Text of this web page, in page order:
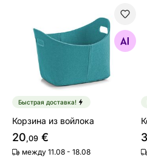
Корзина из войлока
Найдите похожие
Быстрая доставка!
Корзина из войлока
20,09 €
между 11.08 - 18.08